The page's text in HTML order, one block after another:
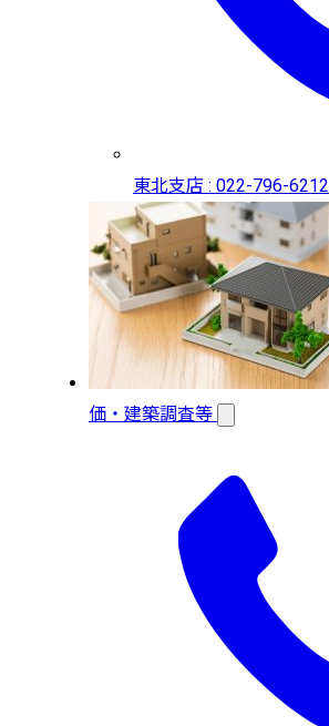
東北支店 : 022-796-6212
価・建築調査等